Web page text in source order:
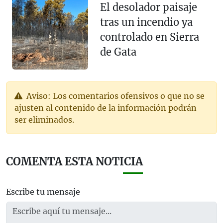
El desolador paisaje
tras un incendio ya
controlado en Sierra
de Gata
Aviso: Los comentarios ofensivos o que no se
ajusten al contenido de la información podrán
ser eliminados.
COMENTA ESTA NOTICIA
Escribe tu mensaje